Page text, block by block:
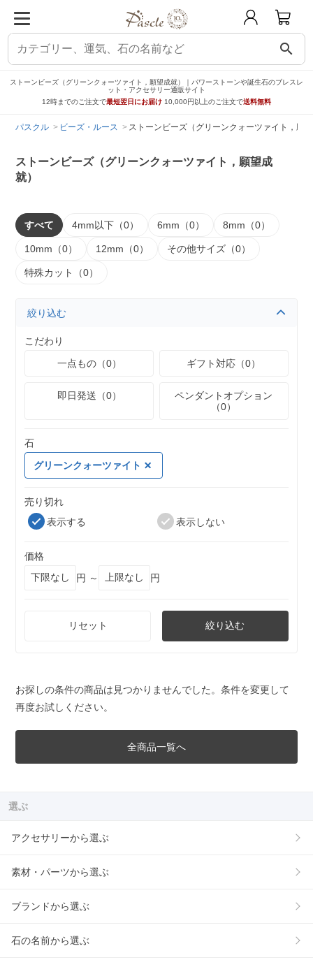
search
ストーンビーズ（グリーンクォーツァイト，願望成就）｜パワーストーンや誕生石のブレスレ
ット・アクセサリー通販サイト
12時までのご注文で最短翌日にお届け 10,000円以上のご注文で送料無料
パスクル ビーズ・ルース ストーンビーズ（グリーンクォーツァイト，願
ストーンビーズ（グリーンクォーツァイト，願望成
就）
すべて 4mm以下（0） 6mm（0） 8mm（0）
10mm（0） 12mm（0） その他サイズ（0）
特殊カット（0）
絞り込む
こだわり
一点もの（0）
ギフト対応（0）
即日発送（0）
ペンダントオプション
（0）
石
グリーンクォーツァイト
売り切れ
表示する
表示しない
価格
円 ～
円
リセット 絞り込む
お探しの条件の商品は見つかりませんでした。条件を変更して
再度お試しください。
全商品一覧へ
選ぶ
アクセサリーから選ぶ
素材・パーツから選ぶ
ブランドから選ぶ
石の名前から選ぶ